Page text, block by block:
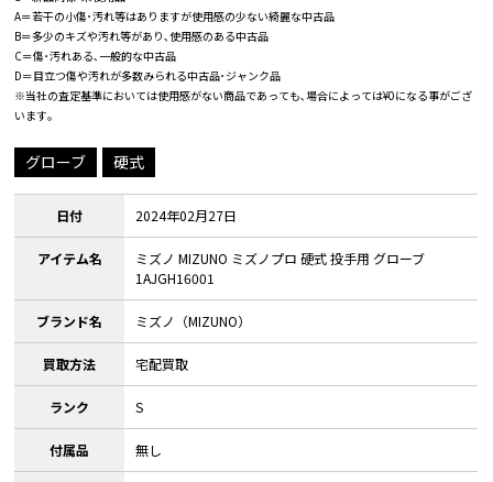
A＝若干の小傷･汚れ等はありますが使用感の少ない綺麗な中古品
B＝多少のキズや汚れ等があり､使用感のある中古品
C＝傷･汚れある､一般的な中古品
D＝目立つ傷や汚れが多数みられる中古品･ジャンク品
※当社の査定基準においては使用感がない商品であっても､場合によっては¥0になる事がござ
います｡
グローブ 硬式
日付 2024年02月27日
アイテム名
ミズノ MIZUNO ミズノプロ 硬式 投手用 グローブ
1AJGH16001
ブランド名 ミズノ（MIZUNO）
買取方法 宅配買取
ランク S
付属品 無し